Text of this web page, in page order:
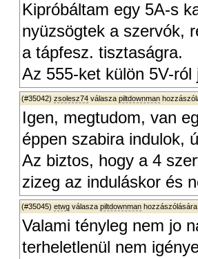
Kipróbáltam egy 5A-s
nyüzsögtek a szervók,
a tápfesz. tisztaságra.
Az 555-ket külön 5V-ról
(#35042) zsolesz74 válasza piltdownman
Igen, megtudom, van
éppen szabira indulok,
Az biztos, hogy a 4
zizeg az induláskor és
(#35045) etwg válasza piltdownman
Valami tényleg nem jo
terheletlenül nem